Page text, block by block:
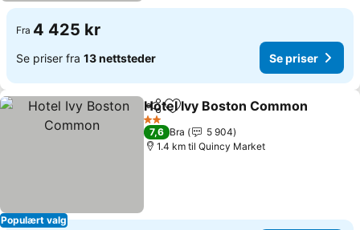
Fra 4 425 kr
Se priser fra 13 nettsteder Se priser
Populært valg
Del Legg til i favoritter
Hotel Ivy Boston Common
2 Stjerner
7,6 Bra
5 904
1.4 km til Quincy Market